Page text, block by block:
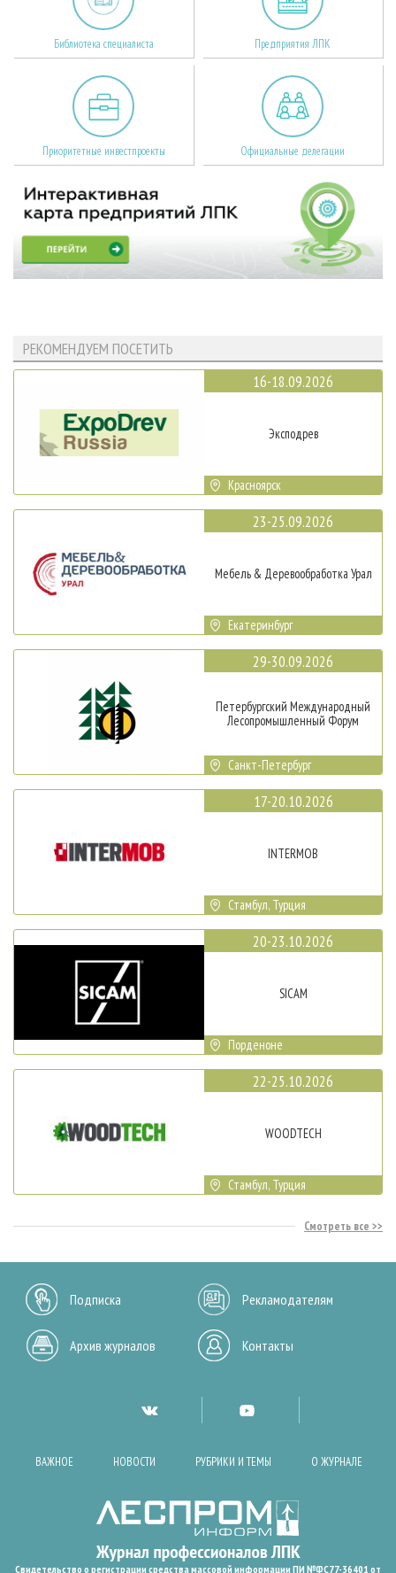
Библиотека специалиста Предприятия ЛПК
Приоритетные инвестпроекты Официальные делегации
РЕКОМЕНДУЕМ ПОСЕТИТЬ
16-18.09.2026
Эксподрев
Красноярск
23-25.09.2026
Мебель & Деревообработка Урал
Екатеринбург
29-30.09.2026
Петербургский Международный
Лесопромышленный Форум
Санкт-Петербург
17-20.10.2026
INTERMOB
Стамбул, Турция
20-23.10.2026
SICAM
Порденоне
22-25.10.2026
WOODTECH
Стамбул, Турция
Смотреть все
Подписка Рекламодателям
Архив журналов Контакты
ВАЖНОЕ НОВОСТИ РУБРИКИ И ТЕМЫ О ЖУРНАЛЕ
Свидетельство о регистрации средства массовой информации ПИ №ФС77-36401 от